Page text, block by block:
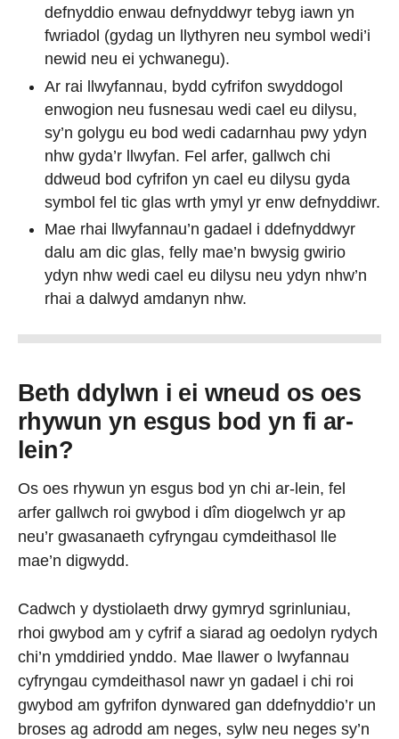
defnyddio enwau defnyddwyr tebyg iawn yn
fwriadol (gydag un llythyren neu symbol wedi’i
newid neu ei ychwanegu).
Ar rai llwyfannau, bydd cyfrifon swyddogol
enwogion neu fusnesau wedi cael eu dilysu,
sy’n golygu eu bod wedi cadarnhau pwy ydyn
nhw gyda’r llwyfan. Fel arfer, gallwch chi
ddweud bod cyfrifon yn cael eu dilysu gyda
symbol fel tic glas wrth ymyl yr enw defnyddiwr.
Mae rhai llwyfannau’n gadael i ddefnyddwyr
dalu am dic glas, felly mae’n bwysig gwirio
ydyn nhw wedi cael eu dilysu neu ydyn nhw’n
rhai a dalwyd amdanyn nhw.
Beth ddylwn i ei wneud os oes
rhywun yn esgus bod yn fi ar-
lein?
Os oes rhywun yn esgus bod yn chi ar-lein, fel
arfer gallwch roi gwybod i dîm diogelwch yr ap
neu’r gwasanaeth cyfryngau cymdeithasol lle
mae’n digwydd.
Cadwch y dystiolaeth drwy gymryd sgrinluniau,
rhoi gwybod am y cyfrif a siarad ag oedolyn rydych
chi’n ymddiried ynddo. Mae llawer o lwyfannau
cyfryngau cymdeithasol nawr yn gadael i chi roi
gwybod am gyfrifon dynwared gan ddefnyddio’r un
broses ag adrodd am neges, sylw neu neges sy’n